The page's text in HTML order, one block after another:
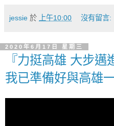
jessie 於 上午10:00 沒有留言:
2020年6月17日 星期三
『力挺高雄 大步
我已準備好與高雄